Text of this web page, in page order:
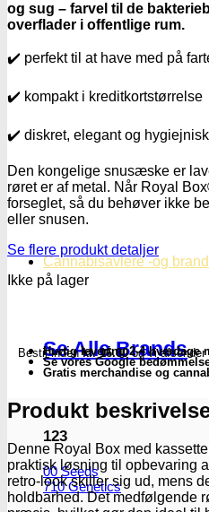
Cannabisavlere -og
Se Alle Brands
123
00 Seeds
710 Genetics
og sug – farvel til de
overflader i offentlige rum.
✔️ perfekt til at have med på
✔️ kompakt i kreditkortstørrelse
✔️ diskret, elegant og hygiejnisk
Den kongelige snusæske er
røret er af metal. Når Royal
forseglet, så du behøver ikke
eller snusen.
Se flere produkt detaljer
Ikke på lager
Bestil indenkl. 16.00og vi afsender
Hurtig levering 2-4
Se vores Google
Gratis merchandise og
Produkt
Denne Royal Box med
praktisk løsning til opbevaring
retro-look skiller sig ud, mens
holdbarhed. Det medfølgende